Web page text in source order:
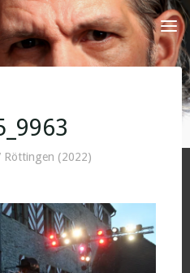
Röttingen (2022)